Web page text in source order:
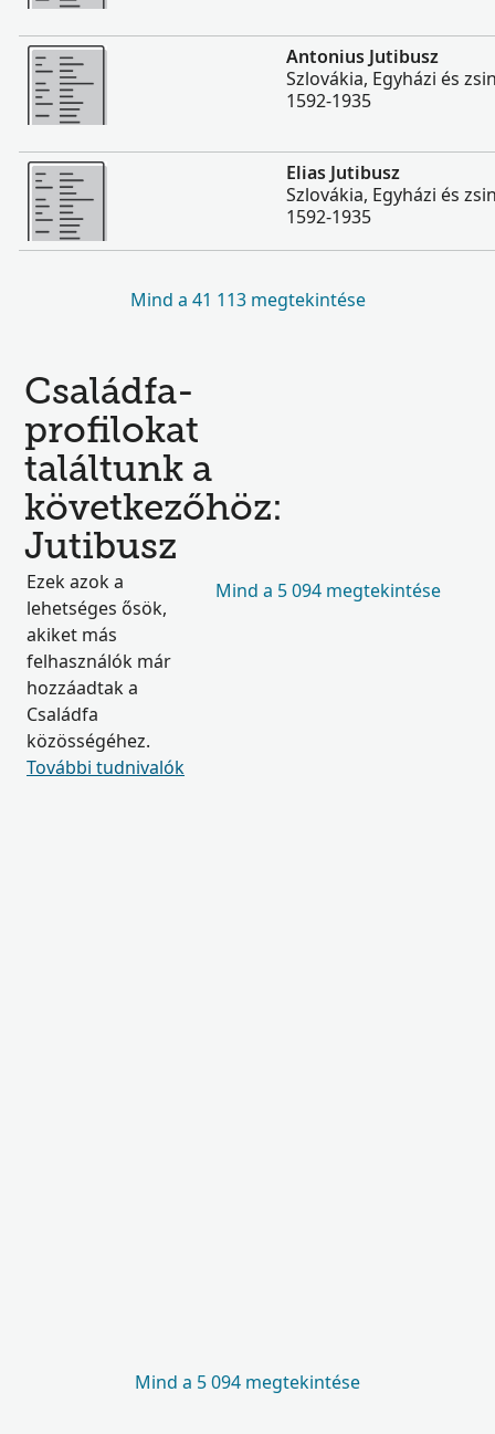
Több
Antonius Jutibusz
Szlovákia, Egyházi és
1592-1935
Több
Elias Jutibusz
Szlovákia, Egyházi és
1592-1935
Mind a 41 113 megtekintése
Családfa-
profilokat
találtunk a
következőhöz:
Jutibusz
Ezek azok a
lehetséges ősök,
akiket más
felhasználók már
hozzáadtak a
Családfa
közösségéhez.
További tudnivalók
Mind a 5 094 megtekintése
Mind a 5 094 megtekintése